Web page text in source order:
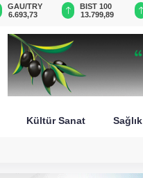
GAU/TRY
6.693,73
BIST 100
13.799,89
Kültür Sanat Sağlık